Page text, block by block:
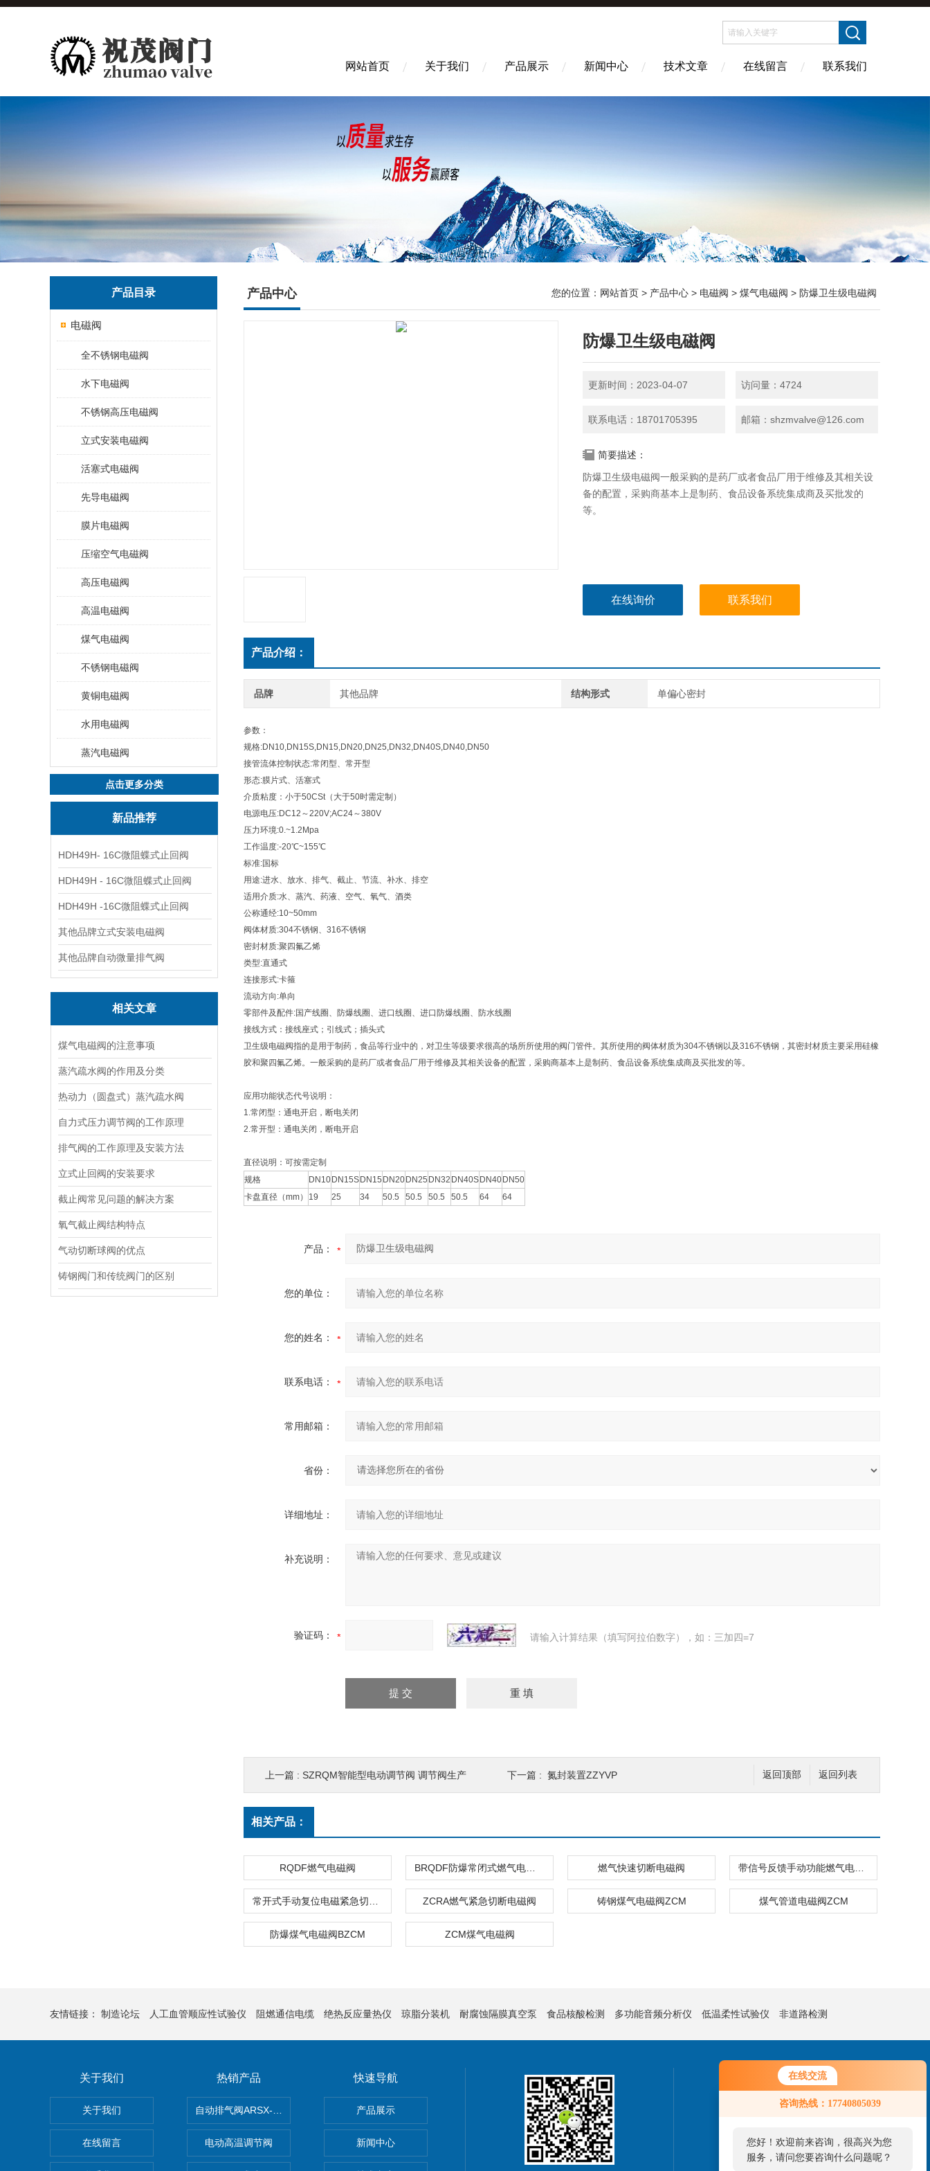
在线交流
咨询热线：17740805039
您好！欢迎前来咨询，很高兴为您
服务，请问您要咨询什么问题呢？
网站首页 关于我们 产品展示 新闻中心 技术文章 在线留言 联系我们
产品目录
电磁阀
全不锈钢电磁阀
水下电磁阀
不锈钢高压电磁阀
立式安装电磁阀
活塞式电磁阀
先导电磁阀
膜片电磁阀
压缩空气电磁阀
高压电磁阀
高温电磁阀
煤气电磁阀
不锈钢电磁阀
黄铜电磁阀
水用电磁阀
蒸汽电磁阀
点击更多分类
新品推荐
HDH49H- 16C微阻蝶式止回阀
HDH49H - 16C微阻蝶式止回阀
HDH49H -16C微阻蝶式止回阀
其他品牌立式安装电磁阀
其他品牌自动微量排气阀
相关文章
煤气电磁阀的注意事项
蒸汽疏水阀的作用及分类
热动力（圆盘式）蒸汽疏水阀
自力式压力调节阀的工作原理
排气阀的工作原理及安装方法
立式止回阀的安装要求
截止阀常见问题的解决方案
氧气截止阀结构特点
气动切断球阀的优点
铸钢阀门和传统阀门的区别
产品中心 您的位置： 网站首页 > 产品中心 > 电磁阀 > 煤气电磁阀 > 防爆卫生级电磁阀
防爆卫生级电磁阀
更新时间：2023-04-07 访问量：4724
联系电话：18701705395 邮箱：shzmvalve@126.com
简要描述：
防爆卫生级电磁阀一般采购的是药厂或者食品厂用于维修及其相关设
备的配置，采购商基本上是制药、食品设备系统集成商及买批发的
等。
在线询价 联系我们
产品介绍：
品牌 其他品牌 结构形式 单偏心密封
参数：
规格:DN10,DN15S,DN15,DN20,DN25,DN32,DN40S,DN40,DN50
接管流体控制状态:常闭型、常开型
形态:膜片式、活塞式
介质粘度：小于50CSt（大于50时需定制）
电源电压:DC12～220V;AC24～380V
压力环境:0.~1.2Mpa
工作温度:-20℃~155℃
标准:国标
用途:进水、放水、排气、截止、节流、补水、排空
适用介质:水、蒸汽、药液、空气、氧气、酒类
公称通经:10~50mm
阀体材质:304不锈钢、316不锈钢
密封材质:聚四氟乙烯
类型:直通式
连接形式:卡箍
流动方向:单向
零部件及配件:国产线圈、防爆线圈、进口线圈、进口防爆线圈、防水线圈
接线方式：接线座式；引线式；插头式
卫生级电磁阀指的是用于制药，食品等行业中的，对卫生等级要求很高的场所所使用的阀门管件。其所使用的阀体材质为304不锈钢以及316不锈钢，其密封材质主要采用硅橡
胶和聚四氟乙烯。一般采购的是药厂或者食品厂用于维修及其相关设备的配置，采购商基本上是制药、食品设备系统集成商及买批发的等。
应用功能状态代号说明：
1.常闭型：通电开启，断电关闭
2.常开型：通电关闭，断电开启
直径说明：可按需定制
规格
DN10 DN15S DN15 DN20 DN25 DN32 DN40S DN40 DN50
卡盘直径（mm）
19 25 34 50.5 50.5 50.5 50.5 64 64
产品：
您的单位：
您的姓名：
联系电话：
常用邮箱：
省份：
详细地址：
补充说明：
验证码： 请输入计算结果（填写阿拉伯数字），如：三加四=7
返回列表
返回顶部
上一篇 : SZRQM智能型电动调节阀 调节阀生产 下一篇 : 氮封装置ZZYVP
相关产品：
RQDF燃气电磁阀 燃气快速切断电磁阀
ZCRA燃气紧急切断电磁阀 铸钢煤气电磁阀ZCM 煤气管道电磁阀ZCM
防爆煤气电磁阀BZCM ZCM煤气电磁阀
友情链接： 制造论坛 人工血管顺应性试验仪 阻燃通信电缆 绝热反应量热仪 琼脂分装机 耐腐蚀隔膜真空泵 食品核酸检测 多功能音频分析仪 低温柔性试验仪 非道路检测
关于我们
关于我们
在线留言
热销产品
自动排气阀ARSX-0015/ARSX-0020/ARSX-0025
电动高温调节阀
快速导航
产品展示
新闻中心
联系我们
021-37111592